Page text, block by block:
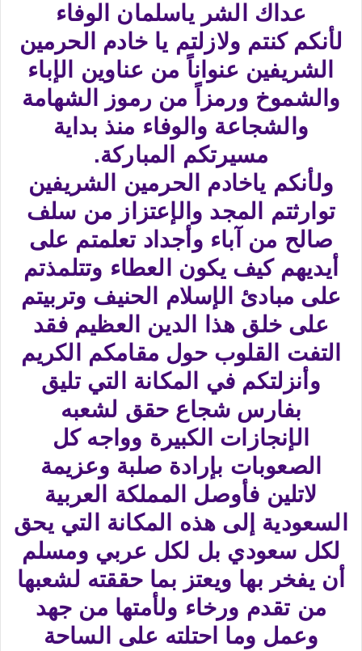
عداك الشر ياسلمان الوفاء
لأنكم كنتم ولازلتم يا خادم الحرمين
الشريفين عنواناً من عناوين الإباء
والشموخ ورمزاً من رموز الشهامة
والشجاعة والوفاء منذ بداية
مسيرتكم المباركة.
ولأنكم ياخادم الحرمين الشريفين
توارثتم المجد والإعتزاز من سلف
صالح من آباء وأجداد تعلمتم على
أيديهم كيف يكون العطاء وتتلمذتم
على مبادئ الإسلام الحنيف وتربيتم
على خلق هذا الدين العظيم فقد
التفت القلوب حول مقامكم الكريم
وأنزلتكم في المكانة التي تليق
بفارس شجاع حقق لشعبه
الإنجازات الكبيرة وواجه كل
الصعوبات بإرادة صلبة وعزيمة
لاتلين فأوصل المملكة العربية
السعودية إلى هذه المكانة التي يحق
لكل سعودي بل لكل عربي ومسلم
أن يفخر بها ويعتز بما حققته لشعبها
من تقدم ورخاء ولأمتها من جهد
وعمل وما احتلته على الساحة